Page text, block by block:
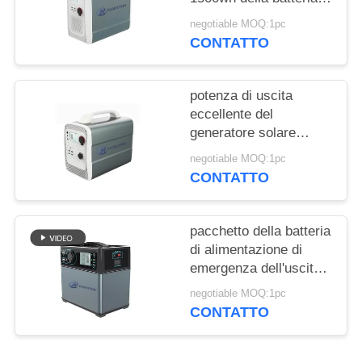
litio per stoccaggio a
energia solare
negotiable MOQ:1pc
CONTATTO
potenza di uscita
eccellente del
generatore solare
portatile 600w con
1000wh la batteria al
negotiable MOQ:1pc
CONTATTO
pacchetto della batteria
di alimentazione di
emergenza dell'uscita
300w, centrale elettrica
portatile di emergenza
negotiable MOQ:1pc
CONTATTO